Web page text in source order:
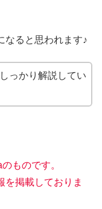
ると思われます♪
っかり解説してい
ものです。
を掲載しておりま